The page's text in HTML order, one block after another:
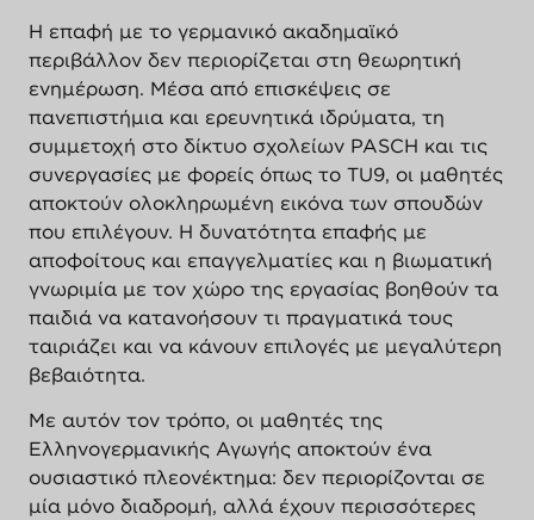
Η επαφή με το γερμανικό ακαδημαϊκό
περιβάλλον δεν περιορίζεται στη θεωρητική
ενημέρωση. Μέσα από επισκέψεις σε
πανεπιστήμια και ερευνητικά ιδρύματα, τη
συμμετοχή στο δίκτυο σχολείων PASCH και τις
συνεργασίες με φορείς όπως το TU9, οι μαθητές
αποκτούν ολοκληρωμένη εικόνα των σπουδών
που επιλέγουν. Η δυνατότητα επαφής με
αποφοίτους και επαγγελματίες και η βιωματική
γνωριμία με τον χώρο της εργασίας βοηθούν τα
παιδιά να κατανοήσουν τι πραγματικά τους
ταιριάζει και να κάνουν επιλογές με μεγαλύτερη
βεβαιότητα.
Με αυτόν τον τρόπο, οι μαθητές της
Ελληνογερμανικής Αγωγής αποκτούν ένα
ουσιαστικό πλεονέκτημα: δεν περιορίζονται σε
μία μόνο διαδρομή, αλλά έχουν περισσότερες